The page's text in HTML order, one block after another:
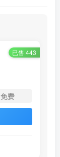
已售 443
免费